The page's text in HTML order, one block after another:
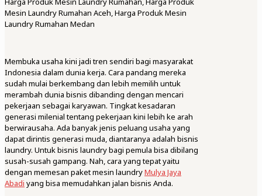
Mesin Laundry Rumahan Aceh, Harga Produk Mesin
Laundry Rumahan Medan
Membuka usaha kini jadi tren sendiri bagi masyarakat
Indonesia dalam dunia kerja. Cara pandang mereka
sudah mulai berkembang dan lebih memilih untuk
merambah dunia bisnis dibanding dengan mencari
pekerjaan sebagai karyawan. Tingkat kesadaran
generasi milenial tentang pekerjaan kini lebih ke arah
berwirausaha. Ada banyak jenis peluang usaha yang
dapat dirintis generasi muda, diantaranya adalah bisnis
laundry. Untuk bisnis laundry bagi pemula bisa dibilang
susah-susah gampang. Nah, cara yang tepat yaitu
dengan memesan paket mesin laundryMulya Jaya
Abadi yang bisa memudahkan jalan bisnis Anda.